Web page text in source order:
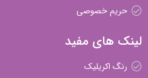
حریم خصوصی
لینک های مفید
رنگ اکریلیک